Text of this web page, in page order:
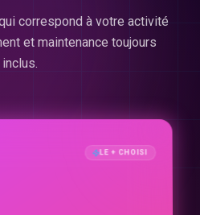
correspond à votre activité
et maintenance toujours
inclus.
LE + CHOISI